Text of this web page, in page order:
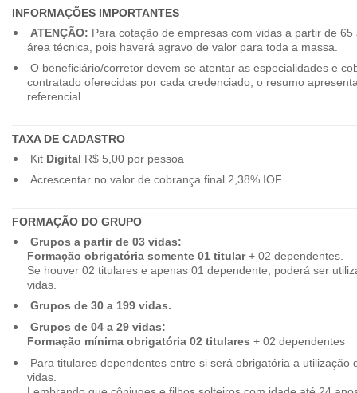
INFORMAÇÕES IMPORTANTES
ATENÇÃO: Para cotação de empresas com vidas a partir de
área técnica, pois haverá agravo de valor para toda a massa.
O beneficiário/corretor devem se atentar as especialidades e
contratado oferecidas por cada credenciado, o resumo
referencial.
TAXA DE CADASTRO
Kit Digital R$ 5,00 por pessoa
Acrescentar no valor de cobrança final 2,38% IOF
FORMAÇÃO DO GRUPO
Grupos a partir de 03 vidas:
Formação obrigatória somente 01 titular+ 02 dependentes.
Se houver 02 titulares e apenas 01 dependente, poderá ser
vidas.
Grupos de 30 a 199 vidas.
Grupos de 04 a 29 vidas:
Formação mínima obrigatória 02 titulares + 02 dependentes
Para titulares dependentes entre si será obrigatória a utilização
vidas.